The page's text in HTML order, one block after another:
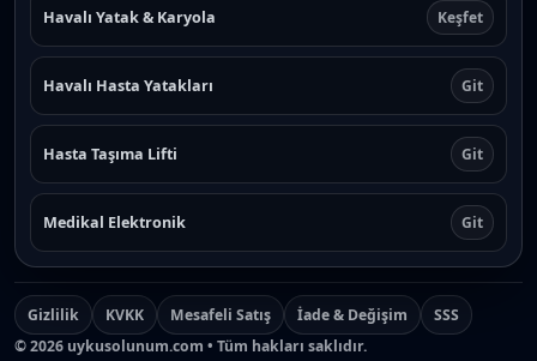
Havalı Yatak & Karyola Keşfet
Havalı Hasta Yatakları Git
Hasta Taşıma Lifti Git
Medikal Elektronik Git
Gizlilik KVKK Mesafeli Satış İade & Değişim
SSS
©2026 uykusolunum.com • Tüm hakları saklıdır.